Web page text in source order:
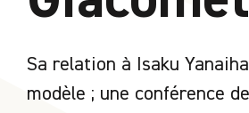
Sa relation à Isaku
modèle ; une conférence